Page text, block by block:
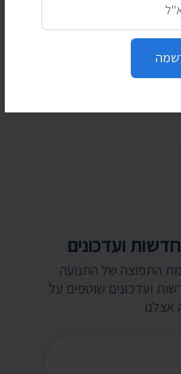
סעיפים בנהלי
ועדכונים
התפוצה של התנועה
ועדכונים שוטפים על